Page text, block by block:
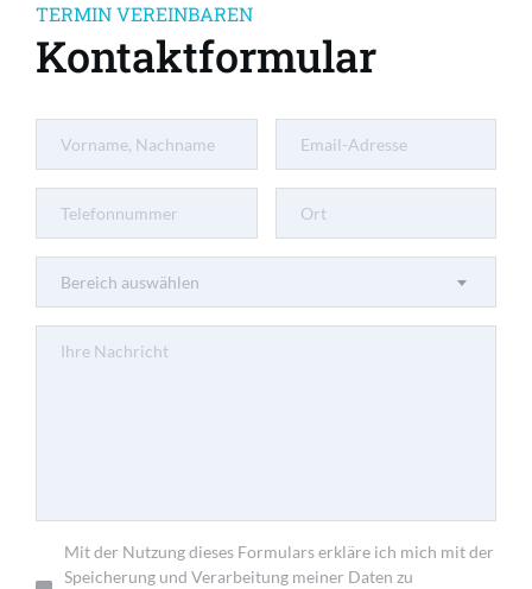
TERMIN VEREINBAREN
Kontaktformular
Bereich auswählen
Mit der Nutzung dieses Formulars erkläre ich mich mit der
Speicherung und Verarbeitung meiner Daten zu